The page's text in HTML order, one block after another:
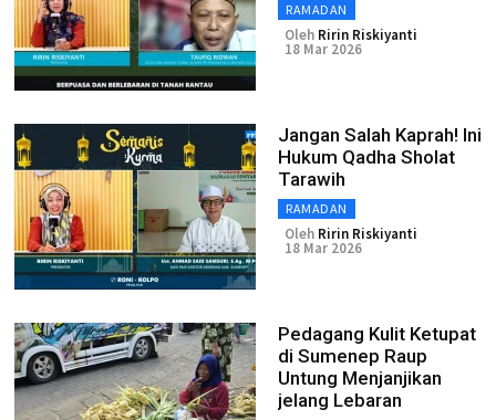
RAMADAN
Oleh Ririn Riskiyanti
18 Mar 2026
Jangan Salah Kaprah! Ini
Hukum Qadha Sholat
Tarawih
RAMADAN
Oleh Ririn Riskiyanti
18 Mar 2026
Pedagang Kulit Ketupat
di Sumenep Raup
Untung Menjanjikan
jelang Lebaran